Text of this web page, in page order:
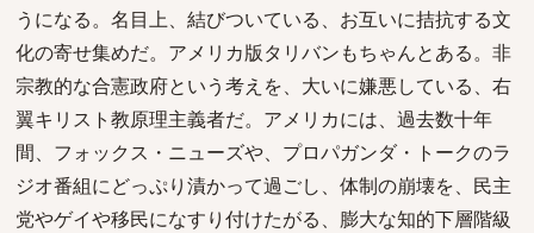
うになる。名目上、結びついている、お互いに拮抗する文
化の寄せ集めだ。アメリカ版タリバンもちゃんとある。非
宗教的な合憲政府という考えを、大いに嫌悪している、右
翼キリスト教原理主義者だ。アメリカには、過去数十年
間、フォックス・ニューズや、プロパガンダ・トークのラ
ジオ番組にどっぷり漬かって過ごし、体制の崩壊を、民主
党やゲイや移民になすり付けたがる、膨大な知的下層階級